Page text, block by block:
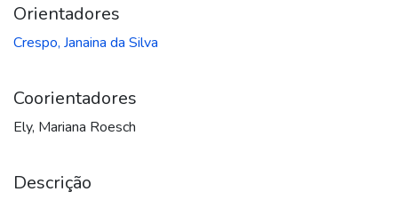
Orientadores
Crespo, Janaina da Silva
Coorientadores
Ely, Mariana Roesch
Descrição